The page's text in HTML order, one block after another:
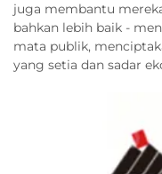
juga membantu
bahkan lebih baik -
mata publik,
yang setia dan sadar